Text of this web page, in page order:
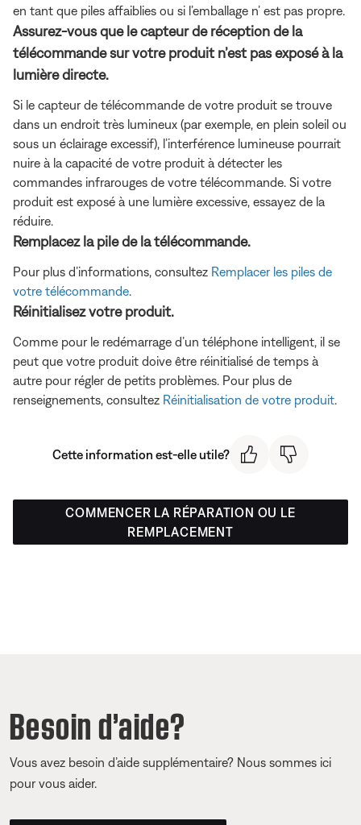
en tant que piles affaiblies ou si l’emballage n’ est pas propre.
Assurez-vous que le capteur de réception de la
télécommande sur votre produit n’est pas exposé à la
lumière directe.
Si le capteur de télécommande de votre produit se trouve
dans un endroit très lumineux (par exemple, en plein soleil ou
sous un éclairage excessif), l’interférence lumineuse pourrait
nuire à la capacité de votre produit à détecter les
commandes infrarouges de votre télécommande. Si votre
produit est exposé à une lumière excessive, essayez de la
réduire.
Remplacez la pile de la télécommande.
Pour plus d’informations, consultez Remplacer les piles de
votre télécommande
Réinitialisez votre produit.
Comme pour le redémarrage d’un téléphone intelligent, il se
peut que votre produit doive être réinitialisé de temps à
autre pour régler de petits problèmes. Pour plus de
renseignements, consultez Réinitialisation de votre produit
Cette information est-elle utile?
COMMENCER LA RÉPARATION OU LE
REMPLACEMENT
Besoin d’aide?
Vous avez besoin d’aide supplémentaire? Nous sommes ici
pour vous aider.